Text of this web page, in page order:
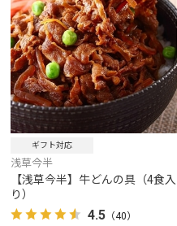
ギフト対応
浅草今半
【浅草今半】牛どんの具（4食入
り）
4.5 （40）